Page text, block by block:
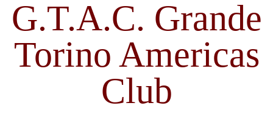
G.T.A.C. Grande
Torino Americas
Club